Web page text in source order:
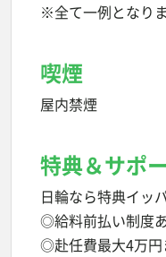
※全て一例となり
喫煙
屋内禁煙
特典＆サポ
日輪なら特典イッ
◎給料前払い制度あ
◎赴任費最大4万円